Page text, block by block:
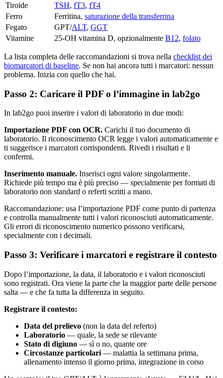
Tiroide
TSH, fT3, fT4
Ferro
Ferritina, saturazione della transferrina
Fegato
GPT/ALT, GGT
Vitamine
25-OH vitamina D, opzionalmente B12, folato
La lista completa delle raccomandazioni si trova nella checklist dei
biomarcatori di baseline. Se non hai ancora tutti i marcatori: nessun
problema. Inizia con quello che hai.
Passo 2: Caricare il PDF o l’immagine in lab2go
In lab2go puoi inserire i valori di laboratorio in due modi:
Importazione PDF con OCR. Carichi il tuo documento di
laboratorio. Il riconoscimento OCR legge i valori automaticamente e
ti suggerisce i marcatori corrispondenti. Rivedi i risultati e li
confermi.
Inserimento manuale. Inserisci ogni valore singolarmente.
Richiede più tempo ma è più preciso — specialmente per formati di
laboratorio non standard o referti scritti a mano.
Raccomandazione: usa l’importazione PDF come punto di partenza
e controlla manualmente tutti i valori riconosciuti automaticamente.
Gli errori di riconoscimento numerico possono verificarsi,
specialmente con i decimali.
Passo 3: Verificare i marcatori e registrare il contesto
Dopo l’importazione, la data, il laboratorio e i valori riconosciuti
sono registrati. Ora viene la parte che la maggior parte delle persone
salta — e che fa tutta la differenza in seguito.
Registrare il contesto:
Data del prelievo (non la data del referto)
Laboratorio — quale, la sede se rilevante
Stato di digiuno — sì o no, quante ore
Circostanze particolari — malattia la settimana prima,
allenamento intenso il giorno prima, integrazione in corso